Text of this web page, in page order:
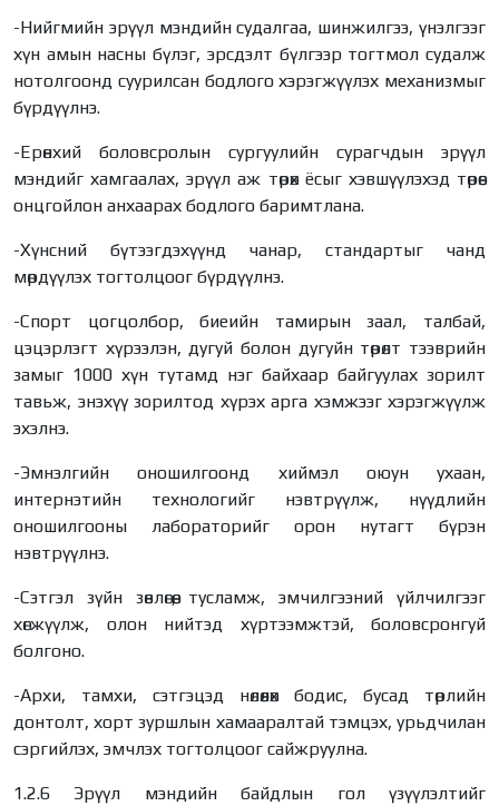
-Нийгмийн эрүүл мэндийн судалгаа, шинжилгээ, үнэлгээг
хүн амын насны бүлэг, эрсдэлт бүлгээр тогтмол судалж
нотолгоонд суурилсан бодлого хэрэгжүүлэх механизмыг
бүрдүүлнэ.
-Ерөнхий боловсролын сургуулийн сурагчдын эрүүл
мэндийг хамгаалах, эрүүл аж төрөх ёсыг хэвшүүлэхэд төрөөс
онцгойлон анхаарах бодлого баримтлана.
-Хүнсний бүтээгдэхүүнд чанар, стандартыг чанд
мөрдүүлэх тогтолцоог бүрдүүлнэ.
-Спорт цогцолбор, биеийн тамирын заал, талбай,
цэцэрлэгт хүрээлэн, дугуй болон дугуйн төрөлт тээврийн
замыг 1000 хүн тутамд нэг байхаар байгуулах зорилт
тавьж, энэхүү зорилтод хүрэх арга хэмжээг хэрэгжүүлж
эхэлнэ.
-Эмнэлгийн оношилгоонд хиймэл оюун ухаан,
интернэтийн технологийг нэвтрүүлж, нүүдлийн
оношилгооны лабораторийг орон нутагт бүрэн
нэвтрүүлнэ.
-Сэтгэл зүйн зөвлөгөө, тусламж, эмчилгээний үйлчилгээг
хөгжүүлж, олон нийтэд хүртээмжтэй, боловсронгуй
болгоно.
-Архи, тамхи, сэтгэцэд нөлөөлөх бодис, бусад төрлийн
донтолт, хорт зуршлын хамааралтай тэмцэх, урьдчилан
сэргийлэх, эмчлэх тогтолцоог сайжруулна.
1.2.6 Эрүүл мэндийн байдлын гол үзүүлэлтийг